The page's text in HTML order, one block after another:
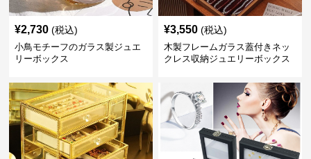
¥2,730 (税込)
小鳥モチーフのガラス製ジュエ
リーボックス
¥3,550 (税込)
木製フレームガラス蓋付きネッ
クレス収納ジュエリーボックス